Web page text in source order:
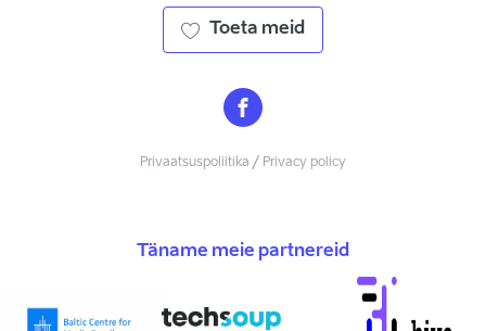
Toeta meid
Privaatsuspoliitika / Privacy policy
Täname meie partnereid